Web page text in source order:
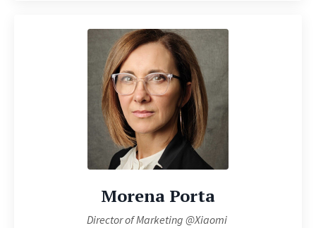
Morena Porta
Director of Marketing @Xiaomi